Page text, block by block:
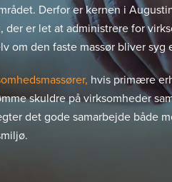
Derfor er kernen i
er let at administrere for
den faste massør bliver syg
hvis primære
skuldre på virksomheder
det gode samarbejde både